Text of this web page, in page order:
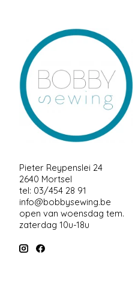
Pieter Reypenslei 24
2640 Mortsel
tel: 03/454 28 91
info@bobbysewing.be
open van woensdag tem.
zaterdag 10u-18u